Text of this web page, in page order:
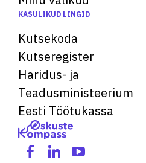
KASULIKUD LINGID
Kutsekoda
Kutseregister
Haridus- ja
Teadusministeerium
Eesti Töötukassa